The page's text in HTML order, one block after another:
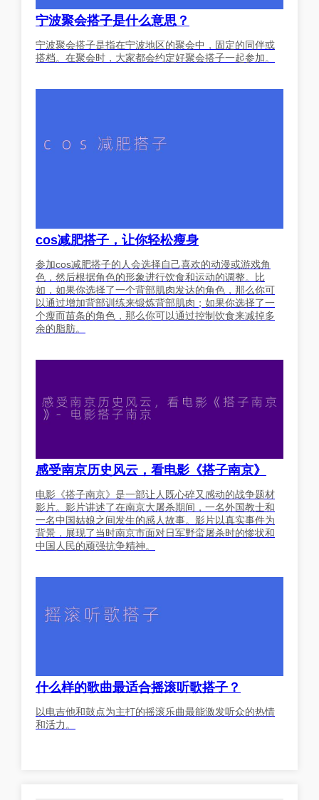
宁波聚会搭子是什么意思？
宁波聚会搭子是指在宁波地区的聚会中，固定的同伴或
搭档。在聚会时，大家都会约定好聚会搭子一起参加。
cos减肥搭子，让你轻松瘦身
参加cos减肥搭子的人会选择自己喜欢的动漫或游戏角
色，然后根据角色的形象进行饮食和运动的调整。比
如，如果你选择了一个背部肌肉发达的角色，那么你可
以通过增加背部训练来锻炼背部肌肉；如果你选择了一
个瘦而苗条的角色，那么你可以通过控制饮食来减掉多
余的脂肪。
感受南京历史风云，看电影《搭子南京》
电影《搭子南京》是一部让人既心碎又感动的战争题材
影片。影片讲述了在南京大屠杀期间，一名外国教士和
一名中国姑娘之间发生的感人故事。影片以真实事件为
背景，展现了当时南京市面对日军野蛮屠杀时的惨状和
中国人民的顽强抗争精神。
什么样的歌曲最适合摇滚听歌搭子？
以电吉他和鼓点为主打的摇滚乐曲最能激发听众的热情
和活力。